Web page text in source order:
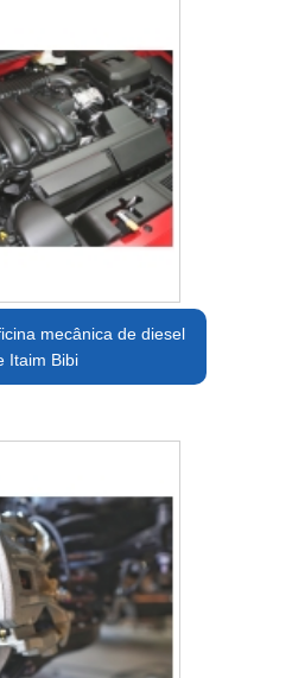
mecânica de diesel
Itaim Bibi